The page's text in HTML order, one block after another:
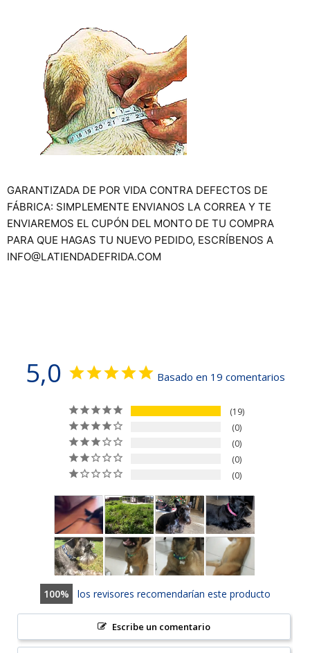
GARANTIZADA DE POR VIDA CONTRA DEFECTOS DE
FÁBRICA: SIMPLEMENTE ENVIANOS LA CORREA Y TE
ENVIAREMOS EL CUPÓN DEL MONTO DE TU COMPRA
PARA QUE HAGAS TU NUEVO PEDIDO, ESCRÍBENOS A
INFO@LATIENDADEFRIDA.COM
5,0 Basado en 19 comentarios
19
0
0
0
0
100 los revisores recomendarían este producto
Escribe un comentario